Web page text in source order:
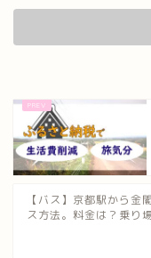
【バス】京都駅から金
ス方法。料金は？乗り